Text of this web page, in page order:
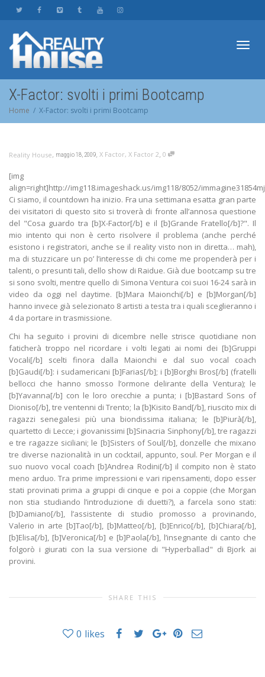
X-Factor: svolti i primi Bootcamp
Home X-Factor: svolti i primi Bootcamp
Reality House, maggio 18, 2009, X Factor, X Factor 2, 0
[img
align=right]http://img118.imageshack.us/img118/8052/
Ci siamo, il countdown ha inizio. Fra una settimana esatta gran parte
dei visitatori di questo sito si troverà di fronte all’annosa questione
del "Cosa guardo tra [b]X-Factor[/b] e il [b]Grande Fratello[/b]?". Il
mio intento qui non è certo risolvere il problema (anche perché
esistono i registratori, anche se il reality visto non in diretta… mah),
ma di stuzzicare un po’ l’interesse di chi come me propenderà per i
talenti, o presunti tali, dello show di Raidue. Già due bootcamp su tre
si sono svolti, mentre quello di Simona Ventura coi suoi 16-24 sarà in
video da oggi nel daytime. [b]Mara Maionchi[/b] e [b]Morgan[/b]
hanno invece già selezionato 8 artisti a testa tra i quali sceglieranno i
4 da portare in trasmissione.
Chi ha seguito i provini di dicembre nelle strisce quotidiane non
faticherà troppo nel ricordare i volti legati ai nomi dei [b]Gruppi
Vocali[/b] scelti finora dalla Maionchi e dal suo vocal coach
[b]Gaudi[/b]: i sudamericani [b]Farias[/b]; i [b]Borghi Bros[/b] (fratelli
bellocci che hanno smosso l’ormone delirante della Ventura); le
[b]Yavanna[/b] con le loro orecchie a punta; i [b]Bastard Sons of
Dioniso[/b], tre ventenni di Trento; la [b]Kisito Band[/b], riuscito mix di
ragazzi senegalesi più una biondissima italiana; le [b]Piurà[/b],
quartetto di Lecce; i giovanissimi [b]Sinacria Sinphony[/b], tre ragazzi
e tre ragazze siciliani; le [b]Sisters of Soul[/b], donzelle che mixano
tre diverse nazionalità in un cocktail, appunto, soul. Per Morgan e il
suo nuovo vocal coach [b]Andrea Rodini[/b] il compito non è stato
meno arduo. Tra prime impressioni e vari ripensamenti, dopo esser
stati provinati prima a gruppi di cinque e poi a coppie (che Morgan
non stia studiando l’introduzione di duetti?), a farcela sono stati:
[b]Damiano[/b], l’assistente di studio promosso a provinando,
Valerio in arte [b]Tao[/b], [b]Matteo[/b], [b]Enrico[/b], [b]Chiara[/b],
[b]Elisa[/b], [b]Veronica[/b] e [b]Paola[/b], l’insegnante di canto che
folgorò i giurati con la sua versione di "Hyperballad" di Bjork ai
provini.
SHARE THIS
0 likes